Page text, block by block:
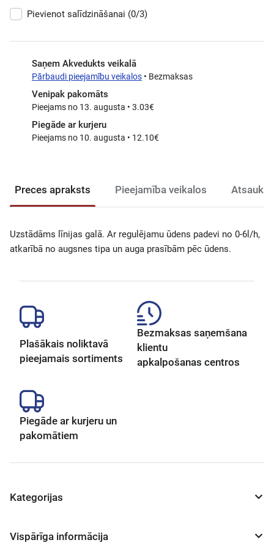
Preces apraksts Pieejamība veikalos
Uzstādāms līnijas galā. Ar regulējamu ūdens padevi no 0-6l/h,
atkarībā no augsnes tipa un auga prasībām pēc ūdens.
Pievienot salīdzināšanai (0/3)
Saņem Akvedukts veikalā
Pārbaudi pieejamību veikalos • Bezmaksas
Venipak pakomāts
Pieejams no 13. augusta • 3.03€
Piegāde ar kurjeru
Pieejams no 10. augusta • 12.10€
Plašākais noliktavā
pieejamais sortiments
Bezmaksas saņemšana
klientu
apkalpošanas centros
Piegāde ar kurjeru un
pakomātiem
Kategorijas
Vispārīga informācija